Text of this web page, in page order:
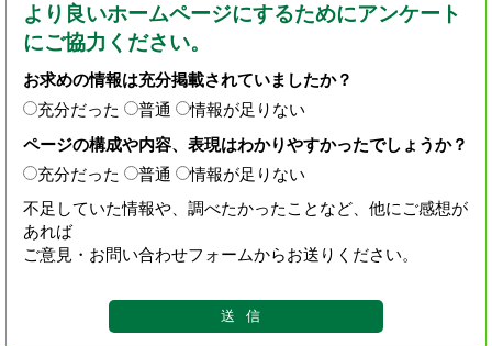
より良いホームページにするためにアンケート
にご協力ください。
お求めの情報は充分掲載されていましたか？
充分だった
普通
情報が足りない
ページの構成や内容、表現はわかりやすかったでしょうか？
充分だった
普通
情報が足りない
不足していた情報や、調べたかったことなど、他にご感想が
あれば
ご意見・お問い合わせフォームからお送りください。